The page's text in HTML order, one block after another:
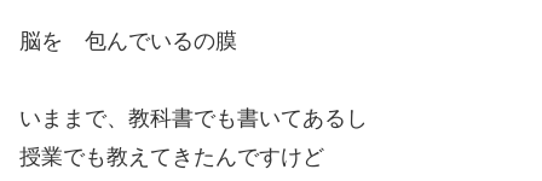
脳を 包んでいるの膜
いままで、教科書でも書いてあるし
授業でも教えてきたんですけど